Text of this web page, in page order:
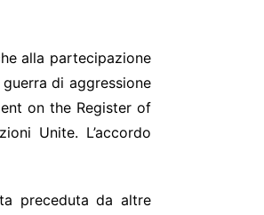
alla partecipazione
di aggressione
on the Register of
Unite. L’accordo
preceduta da altre